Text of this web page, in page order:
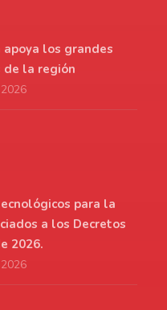
apoya los grandes
de la región
para la
a los Decretos
2026.